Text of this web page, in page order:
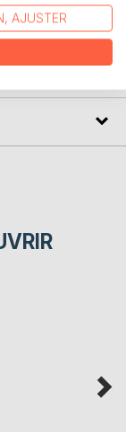
AJUSTER